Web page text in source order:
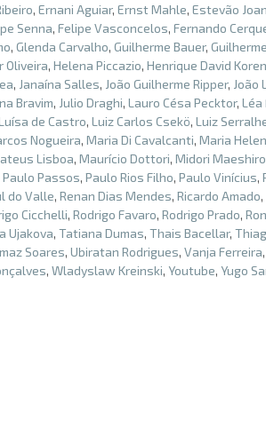
, Ernani Aguiar, Ernst Mahle, Estevão
Senna, Felipe Vasconcelos, Fernando
, Glenda Carvalho, Guilherme Bauer, Guilherme
Oliveira, Helena Piccazio, Henrique David
, Janaína Salles, João Guilherme Ripper, João
Bravim, Julio Draghi, Lauro Césa Pecktor, Léa
de Castro, Luiz Carlos Csekö, Luiz
Nogueira, Maria Di Cavalcanti, Maria
Lisboa, Maurício Dottori, Midori Maeshiro
Paulo Passos, Paulo Rios Filho, Paulo Vinícius,
do Valle, Renan Dias Mendes, Ricardo Amado,
Cicchelli, Rodrigo Favaro, Rodrigo Prado,
Ujakova, Tatiana Dumas, Thais Bacellar,
Soares, Ubiratan Rodrigues, Vanja Ferreira,
, Wladyslaw Kreinski, Youtube, Yugo